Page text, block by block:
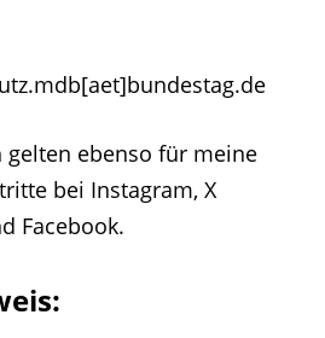
gelten ebenso für meine
bei Instagram, X
Facebook.